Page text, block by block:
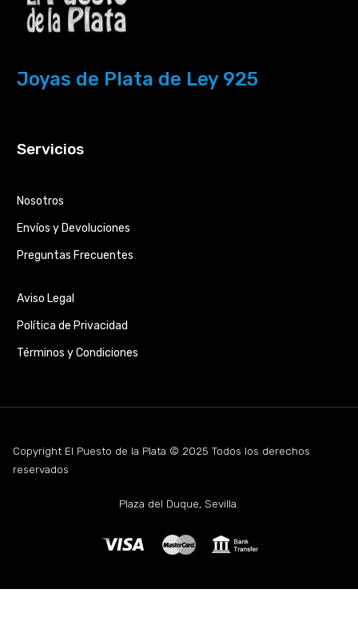
Joyas de Plata de Ley 925
Servicios
Nosotros
Envíos y Devoluciones
Preguntas Frecuentes
Aviso Legal
Política de Privacidad
Términos y Condiciones
Copyright El Puesto de la Plata © 2025 Todos los derechos
reservados
Plaza del Duque, Sevilla.